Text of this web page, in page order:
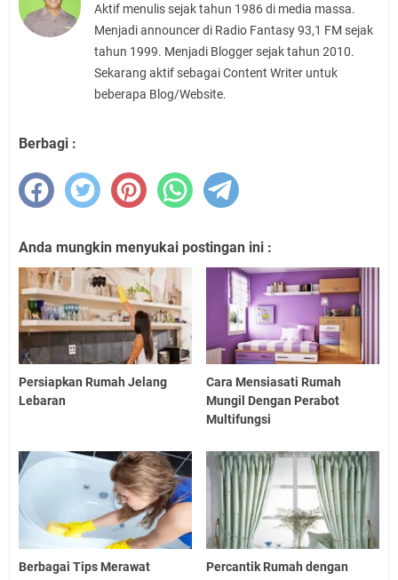
Aktif menulis sejak tahun 1986 di media massa.
Menjadi announcer di Radio Fantasy 93,1 FM sejak
tahun 1999. Menjadi Blogger sejak tahun 2010.
Sekarang aktif sebagai Content Writer untuk
beberapa Blog/Website.
Berbagi :
Anda mungkin menyukai postingan ini :
Persiapkan Rumah Jelang
Lebaran
Cara Mensiasati Rumah
Mungil Dengan Perabot
Multifungsi
Berbagai Tips Merawat
Percantik Rumah dengan